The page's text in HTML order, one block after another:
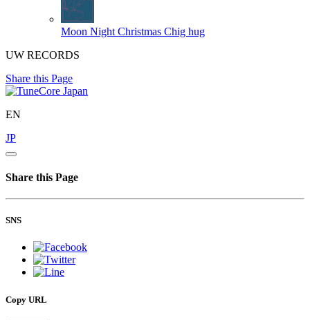
Moon Night Christmas Chig hug
UW RECORDS
Share this Page
EN
JP
Share this Page
SNS
Copy URL